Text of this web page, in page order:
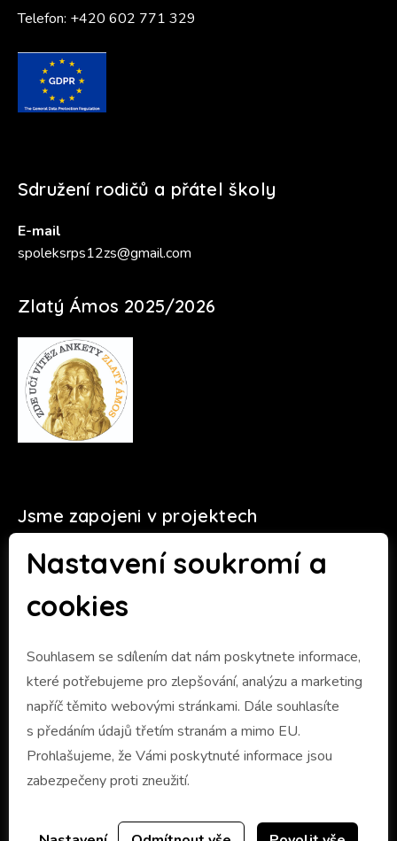
Nastavení soukromí a
cookies
Souhlasem se sdílením dat nám poskytnete informace,
které potřebujeme pro zlepšování, analýzu a marketing
napříč těmito webovými stránkami. Dále souhlasíte
s předáním údajů třetím stranám a mimo EU.
Prohlašujeme, že Vámi poskytnuté informace jsou
zabezpečeny proti zneužití.
Telefon: +420 602 771 329
Sdružení rodičů a přátel školy
E-mail
spoleksrps12zs@gmail.com
Zlatý Ámos 2025/2026
Jsme zapojeni v projektech